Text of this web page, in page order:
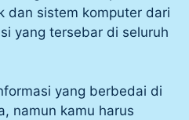
dan sistem komputer dari
yang tersebar di seluruh
yang berbedai di
namun kamu harus